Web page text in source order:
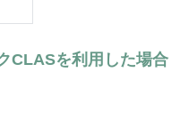
CLASを利用した場合